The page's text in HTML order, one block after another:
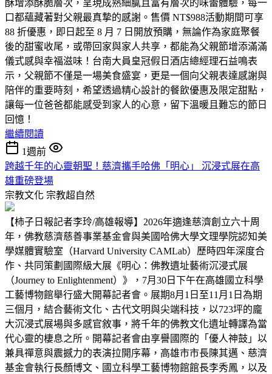
酥增添酥脆層次，呈現成熟細膩且富有層次的味蕾體驗，每一
口都蘊藏著對父親最真摯的感謝。售價 NT$988活動期間可享
88 折優惠，即日起至 8 月 7 日開放預購，無論作為家庭聚餐
後的甜蜜收尾，或帶回家與家人共享，都能為父親節增添滿滿
儀式感與幸福滋味！台南大員皇冠假日酒店總經理石益鳴表
示，父親節不僅是一場美食盛宴，更是一個向父親表達感謝與
陪伴的重要時刻，希望透過精心設計的餐飲優惠及限定甜點，
讓每一位爸爸都能感受到家人的心意，留下溫暖且難忘的節日
回憶！
繼續閱讀
1週前
跨越千年的心靈朝聖！慈濟攜手哈佛「明心」 沉浸式展在高
雄重磅登場
宗教文化 宗教超自然
【柿子日報記者李玲/高雄報導】2026年適逢慈濟創立六十周
年，佛教慈濟慈善事業基金會與美國哈佛大學文理學院認知美
學媒體實驗室（Harvard University CAMLab）歷時四年深度合
作、共同策劃國際級大展《明心：佛教遺址藝術沉浸式展
（Journey to Enlightenment）》，7月30日下午在高雄國立科學
工藝博物館舉行盛大開幕記者會。展期8月1日至11月1日為期
三個月，結合藝術文化、古代文明與尖端科技，以723坪的龐
大沉浸式展場與多感官敘事，將千年的佛教文化遺址轉譯為當
代心靈的棲息之所。開幕記者會由享譽國際的「優人神鼓」以
兼具禪意與震撼力的表演拉開序幕，高雄市市長陳其邁、慈濟
基金會執行長顏博文、國立科學工藝博物館館長李秀鳳，以及